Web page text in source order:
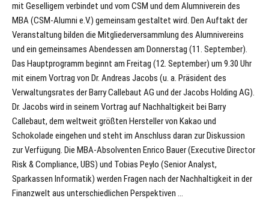
mit Geselligem verbindet und vom CSM und dem Alumniverein des
MBA (CSM-Alumni e.V.) gemeinsam gestaltet wird. Den Auftakt der
Veranstaltung bilden die Mitgliederversammlung des Alumnivereins
und ein gemeinsames Abendessen am Donnerstag (11. September).
Das Hauptprogramm beginnt am Freitag (12. September) um 9.30 Uhr
mit einem Vortrag von Dr. Andreas Jacobs (u. a. Präsident des
Verwaltungsrates der Barry Callebaut AG und der Jacobs Holding AG).
Dr. Jacobs wird in seinem Vortrag auf Nachhaltigkeit bei Barry
Callebaut, dem weltweit größten Hersteller von Kakao und
Schokolade eingehen und steht im Anschluss daran zur Diskussion
zur Verfügung. Die MBA-Absolventen Enrico Bauer (Executive Director
Risk & Compliance, UBS) und Tobias Peylo (Senior Analyst,
Sparkassen Informatik) werden Fragen nach der Nachhaltigkeit in der
Finanzwelt aus unterschiedlichen Perspektiven …